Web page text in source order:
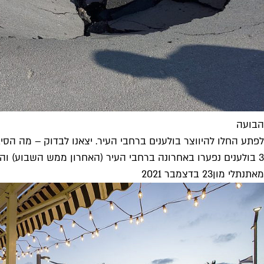
הבועה
לפתע החלו להיווצר בולענים ברחבי העיר. יצאנו לבדוק – מה
3 בולענים נפערו באחרונה ברחבי העיר (האחרון ממש השבוע) והעלו תהיות בתקשורת ובקרב התושבים האם יש קשר ביניהם ומה הסיבה? שאלנו...
מאתנתלי מון23 בדצמבר 2021